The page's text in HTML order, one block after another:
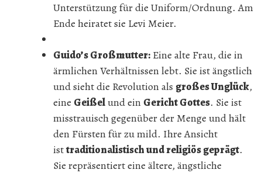
Unterstützung für die Uniform/Ordnung. Am
Ende heiratet sie Levi Meier.
Guido’s Großmutter: Eine alte Frau, die in
ärmlichen Verhältnissen lebt. Sie ist ängstlich
und sieht die Revolution als großes Unglück,
eine Geißelund ein Gericht Gottes. Sie ist
misstrauisch gegenüber der Menge und hält
den Fürsten für zu mild. Ihre Ansicht
isttraditionalistisch und religiös geprägt.
Sie repräsentiert eine ältere, ängstliche